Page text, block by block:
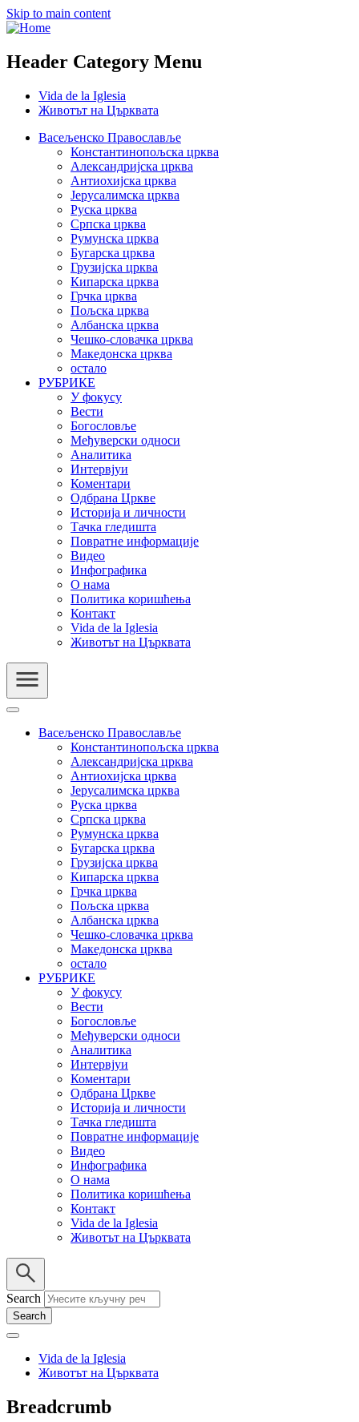
Skip to main content
Header Category Menu
Vida de la Iglesia
Животът на Църквата
Васељенско Православље
Константинопољска црква
Александријска црква
Антиохијска црква
Јерусалимска црква
Руска црква
Српска црква
Румунска црква
Бугарска црква
Грузијска црква
Кипарска црква
Грчка црква
Пољска црква
Албанска црква
Чешко-словачка црква
Македонска црква
остало
РУБРИКЕ
У фокусу
Вести
Богословље
Међуверски односи
Аналитика
Интервјуи
Коментари
Одбрана Цркве
Историја и личности
Тачка гледишта
Повратне информације
Видео
Инфографика
О нама
Политика коришћења
Контакт
Vida de la Iglesia
Животът на Църквата
Васељенско Православље
Константинопољска црква
Александријска црква
Антиохијска црква
Јерусалимска црква
Руска црква
Српска црква
Румунска црква
Бугарска црква
Грузијска црква
Кипарска црква
Грчка црква
Пољска црква
Албанска црква
Чешко-словачка црква
Македонска црква
остало
РУБРИКЕ
У фокусу
Вести
Богословље
Међуверски односи
Аналитика
Интервјуи
Коментари
Одбрана Цркве
Историја и личности
Тачка гледишта
Повратне информације
Видео
Инфографика
О нама
Политика коришћења
Контакт
Vida de la Iglesia
Животът на Църквата
Search
Vida de la Iglesia
Животът на Църквата
Breadcrumb